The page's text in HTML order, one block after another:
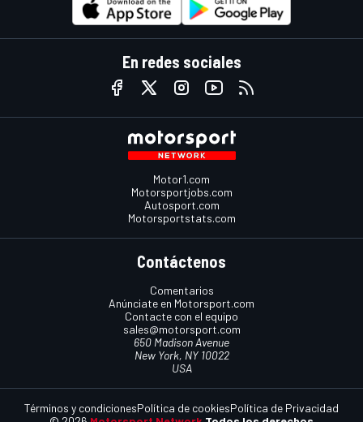
En redes sociales
Motor1.com
Motorsportjobs.com
Autosport.com
Motorsportstats.com
Contáctenos
Comentarios
Anúnciate en Motorsport.com
Contacte con el equipo
sales@motorsport.com
650 Madison Avenue
New York, NY 10022
USA
Términos y condicionesPolítica de cookiesPolítica de Privacidad